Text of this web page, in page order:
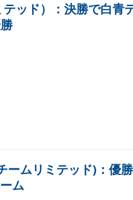
ッド）：決勝で白青
ームリミテッド)：優
ム